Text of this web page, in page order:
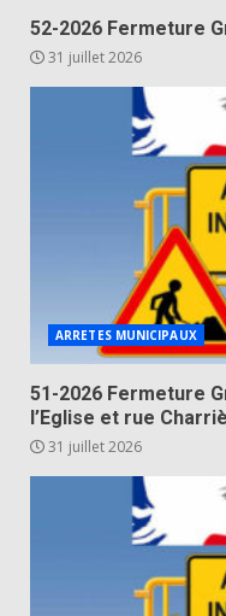
52-2026 Fermeture
31 juillet 2026
ARRETES MUNICIPAUX
51-2026 Fermeture
l’Eglise et rue
31 juillet 2026